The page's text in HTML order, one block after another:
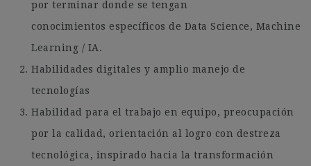
por terminar donde se tengan
conocimientos específicos de Data Science, Machine
Learning / IA.
Habilidades digitales y amplio manejo de
tecnologías
Habilidad para el trabajo en equipo, preocupación
por la calidad, orientación al logro con destreza
tecnológica, inspirado hacia la transformación